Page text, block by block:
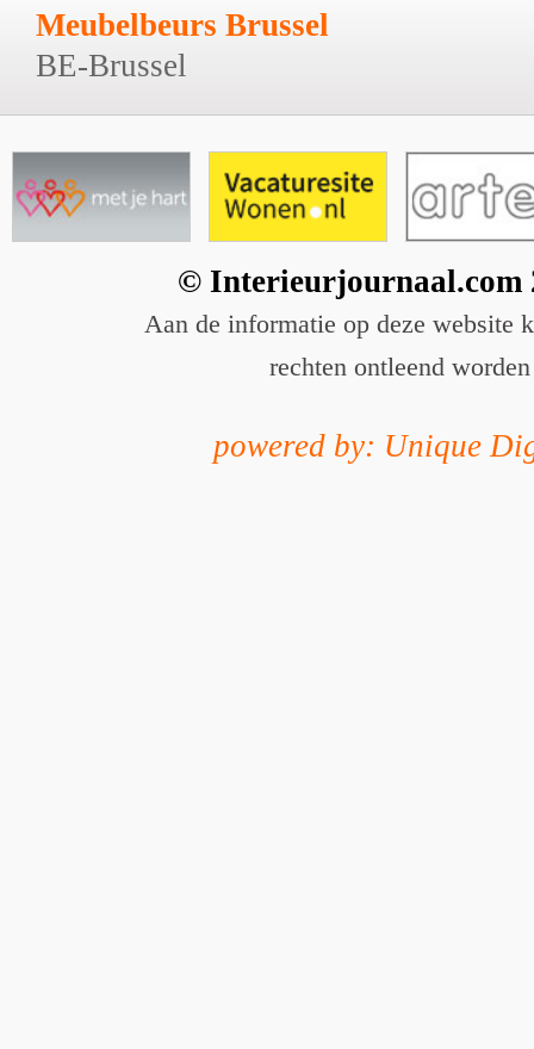
Meubelbeurs Brussel
BE-Brussel
© Interieurjournaal.com
Aan de informatie op deze website
rechten ontleend worden
powered by: Unique